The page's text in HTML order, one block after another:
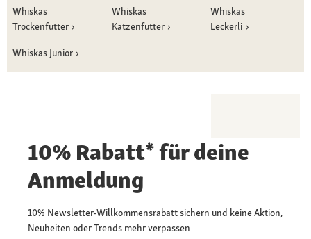
Whiskas
Trockenfutter
Whiskas
Katzenfutter
Whiskas
Leckerli
Whiskas Junior
10% Rabatt* für deine
Anmeldung
10% Newsletter-Willkommensrabatt sichern und keine Aktion,
Neuheiten oder Trends mehr verpassen